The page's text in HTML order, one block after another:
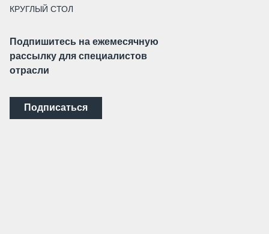
КРУГЛЫЙ СТОЛ
Подпишитесь на ежемесячную
рассылку для специалистов
отрасли
Подписаться